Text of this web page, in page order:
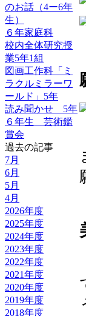
のお話（4ー6年
生）
６年家庭科
校内全体研究授
業5年1組
図画工作科「ミ
ラクルミラーワ
ールド」5年
読み聞かせ 5年
６年生 芸術鑑
賞会
過去の記事
7月
6月
5月
4月
2026年度
2025年度
2024年度
2023年度
2022年度
2021年度
2020年度
2019年度
2018年度